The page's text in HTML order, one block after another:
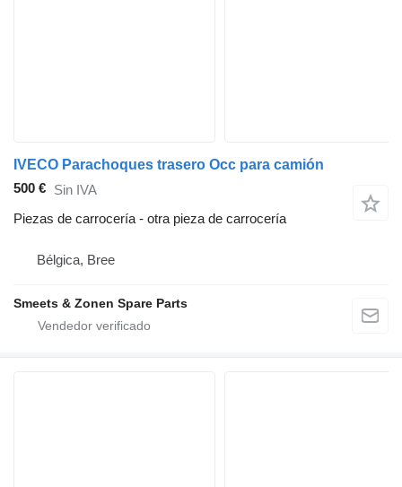
IVECO Parachoques trasero Occ para camión
500 € Sin IVA
Piezas de carrocería - otra pieza de carrocería
Bélgica, Bree
Smeets & Zonen Spare Parts